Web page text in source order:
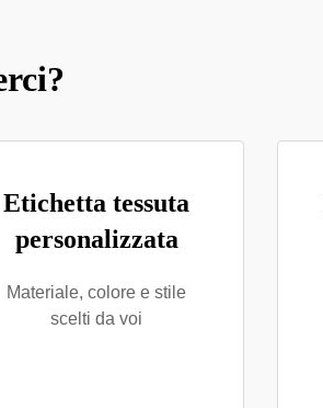
Etichetta tessuta
personalizzata
Materiale, colore e stile
scelti da voi